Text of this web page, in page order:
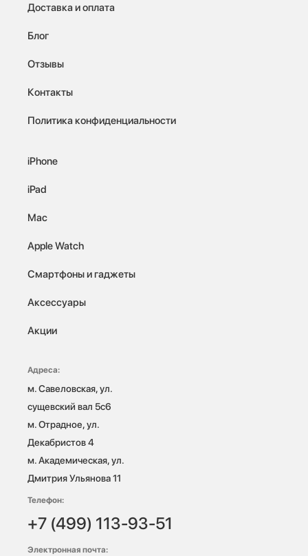
Доставка и оплата
Блог
Отзывы
Контакты
Политика конфиденциальности
iPhone
iPad
Mac
Apple Watch
Смартфоны и гаджеты
Аксессуары
Акции
Адреса:
м. Савеловская, ул.
сущевский вал 5с6
м. Отрадное, ул.
Декабристов 4
м. Академическая, ул.
Дмитрия Ульянова 11
Телефон:
+7 (499) 113-93-51
Электронная почта: